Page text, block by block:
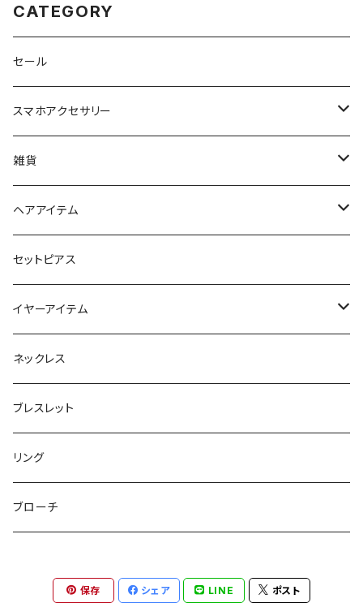
CATEGORY
セール
スマホアクセサリー
iPhoneケース
スマホリング＆グリップ
マルチショルダー
雑貨
ポーチ
マチ付きポーチ
フラットポーチ
スマートキーポーチ
チャーム / カラビナ
ウォレット / 財布
トートバッグ
パスケース
ミラー
ハンドタオル
ヘアアイテム
静電気軽減ヘアブレスレット
ポニーフック
テールクラッチ
シュシュット
キープスタイラー
ヘアピン
ヘアクリップ
セットピアス
イヤーアイテム
ステンレスピアス
ピアス
イヤリング
セットピアス
イヤーカフ
ネックレス
ブレスレット
リング
ブローチ
保存 シェア LINE ポスト